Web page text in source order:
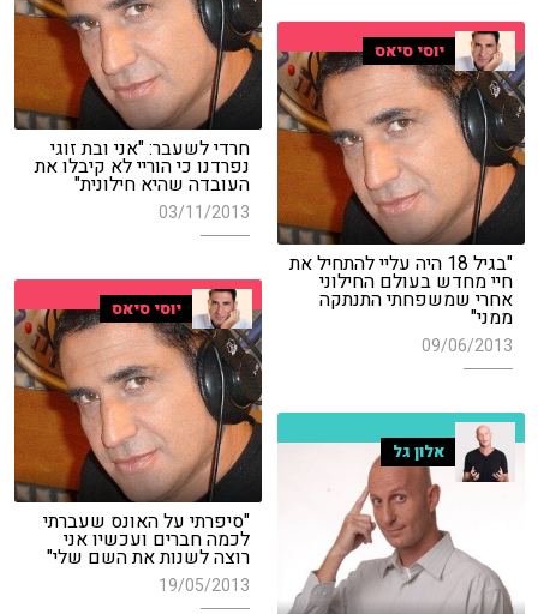
חרדי לשעבר: "אני ובת זוגי
נפרדנו כי הוריי לא קיבלו את
העובדה שהיא חילונית"
03/11/2013
יוסי סיאס
"בגיל 18 היה עליי להתחיל את
חיי מחדש בעולם החילוני
אחרי שמשפחתי התנתקה
ממני"
09/06/2013
יוסי סיאס
"סיפרתי על האונס שעברתי
לכמה חברים ועכשיו אני
רוצה לשנות את השם שלי"
19/05/2013
אלון גל